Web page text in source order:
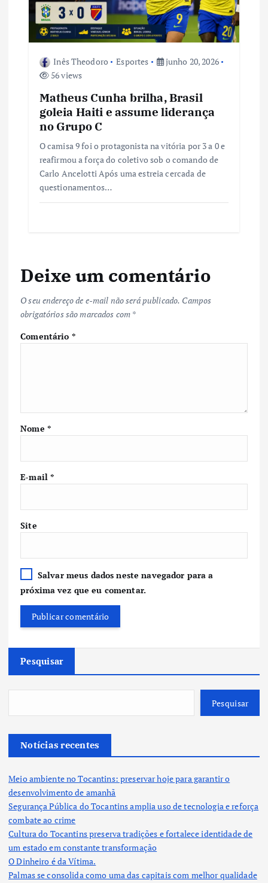
Inês Theodoro Esportes
junho 20, 2026
56 views
Matheus Cunha brilha, Brasil
goleia Haiti e assume liderança
no Grupo C
O camisa 9 foi o protagonista na vitória por 3 a 0 e
reafirmou a força do coletivo sob o comando de
Carlo Ancelotti Após uma estreia cercada de
questionamentos…
Deixe um comentário
O seu endereço de e-mail não será publicado. Campos
obrigatórios são marcados com *
Comentário *
Nome *
E-mail*
Site
Salvar meus dados neste navegador para a
próxima vez que eu comentar.
Pesquisar
Pesquisar
Notícias recentes
Meio ambiente no Tocantins: preservar hoje para garantir o
desenvolvimento de amanhã
Segurança Pública do Tocantins amplia uso de tecnologia e reforça
combate ao crime
Cultura do Tocantins preserva tradições e fortalece identidade de
um estado em constante transformação
O Dinheiro é da Vítima.
Palmas se consolida como uma das capitais com melhor qualidade